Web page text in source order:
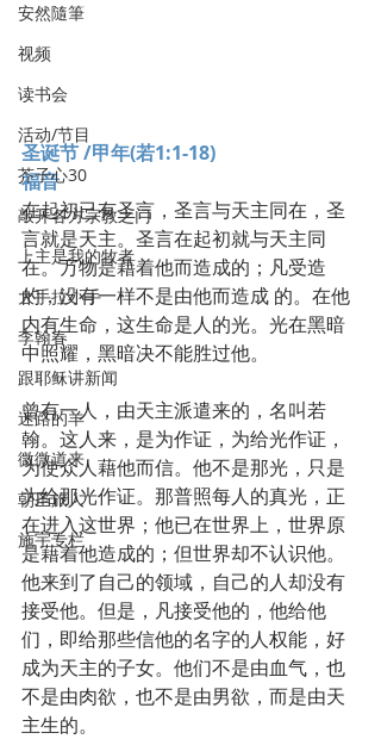
安然隨筆
视频
读书会
活动/节目
芥子心30
敲开各方宗教之门
上主是我的牧者
大手拉小手
李翰春
跟耶稣讲新闻
迷路的羊
微微道来
朝圣旅人
施宇专栏
圣诞节 /甲年(若1:1-18)
福音
在起初已有圣言，圣言与天主同在，圣
言就是天主。圣言在起初就与天主同
在。万物是藉着他而造成的；凡受造
的，没有一样不是由他而造成 的。在他
内有生命，这生命是人的光。光在黑暗
中照耀，黑暗决不能胜过他。
曾有一人，由天主派遣来的，名叫若
翰。这人来，是为作证，为给光作证，
为使众人藉他而信。他不是那光，只是
为给那光作证。那普照每人的真光，正
在进入这世界；他已在世界上，世界原
是藉着他造成的；但世界却不认识他。
他来到了自己的领域，自己的人却没有
接受他。但是，凡接受他的，他给他
们，即给那些信他的名字的人权能，好
成为天主的子女。他们不是由血气，也
不是由肉欲，也不是由男欲，而是由天
主生的。